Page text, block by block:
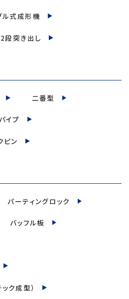
ル式成形機
2段突き出し
二番型
イプ
ピン
パーティングロック
バッフル板
ク成型）